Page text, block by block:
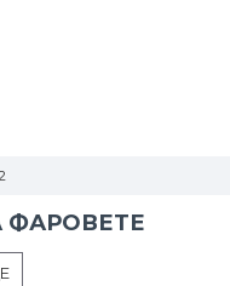
ФАРОВЕТЕ